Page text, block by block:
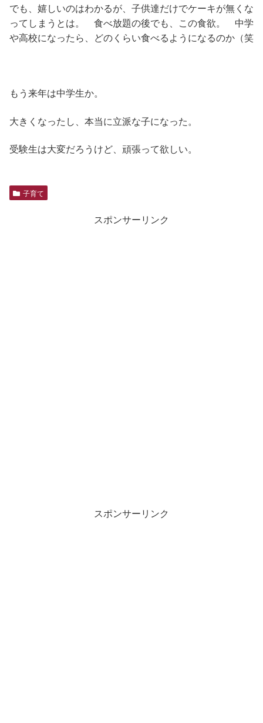
でも、嬉しいのはわかるが、子供達だけでケーキが無くな
ってしまうとは。 食べ放題の後でも、この食欲。 中学
や高校になったら、どのくらい食べるようになるのか（笑
もう来年は中学生か。
大きくなったし、本当に立派な子になった。
受験生は大変だろうけど、頑張って欲しい。
子育て
スポンサーリンク
スポンサーリンク